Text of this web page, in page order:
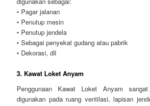
• Pagar jalanan
• Penutup mesin
• Penutup jendela
• Sebagai penyekat gudang atau pabrik
• Dekorasi, dll
3. Kawat Loket Anyam
Penggunaan Kawat Loket Anyam
digunakan pada ruang ventilasi, lapisan